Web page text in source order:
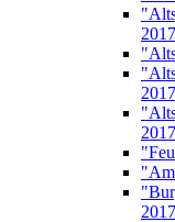
2017
2017
2017
2017